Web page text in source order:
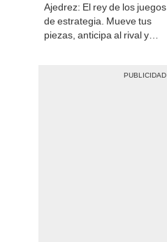
Ajedrez: El rey de los juegos
de estrategia. Mueve tus
piezas, anticipa al rival y